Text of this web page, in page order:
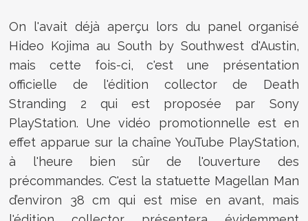
On l'avait déjà aperçu lors du panel organisé
Hideo Kojima au South by Southwest d'Austin,
mais cette fois-ci, c'est une présentation
officielle de l'édition collector de Death
Stranding 2 qui est proposée par Sony
PlayStation. Une vidéo promotionnelle est en
effet apparue sur la chaîne YouTube PlayStation,
à l'heure bien sûr de l'ouverture des
précommandes. C'est la statuette Magellan Man
d’environ 38 cm qui est mise en avant, mais